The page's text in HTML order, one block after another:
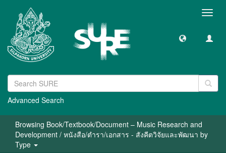
Advanced Search
Browsing Book/Textbook/Document – Music Research and
Development / หนังสือ/ตำรา/เอกสาร - สังคีตวิจัยและพัฒนา by
Type